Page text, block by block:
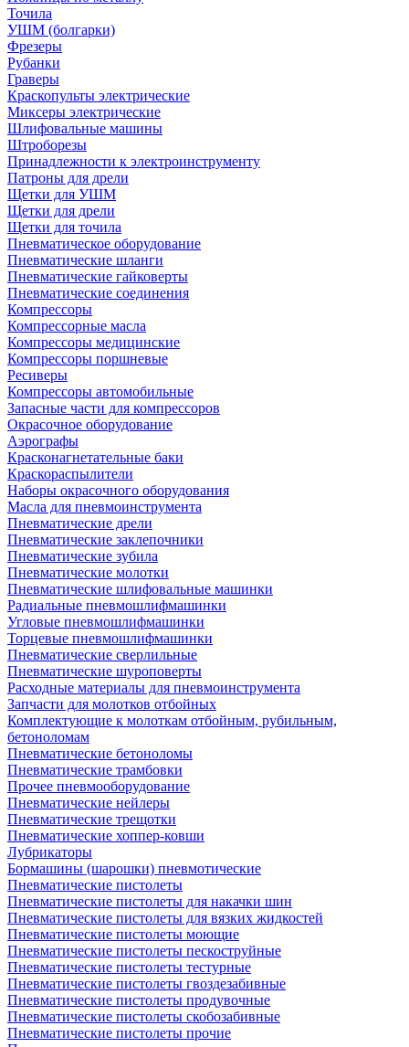
Точила
УШМ (болгарки)
Фрезеры
Рубанки
Граверы
Краскопульты электрические
Миксеры электрические
Шлифовальные машины
Штроборезы
Принадлежности к электроинструменту
Патроны для дрели
Щетки для УШМ
Щетки для дрели
Щетки для точила
Пневматическое оборудование
Пневматические шланги
Пневматические гайковерты
Пневматические соединения
Компрессоры
Компрессорные масла
Компрессоры медицинские
Компрессоры поршневые
Ресиверы
Компрессоры автомобильные
Запасные части для компрессоров
Окрасочное оборудование
Аэрографы
Красконагнетательные баки
Краскораспылители
Наборы окрасочного оборудования
Масла для пневмоинструмента
Пневматические дрели
Пневматические заклепочники
Пневматические зубила
Пневматические молотки
Пневматические шлифовальные машинки
Радиальные пневмошлифмашинки
Угловые пневмошлифмашинки
Торцевые пневмошлифмашинки
Пневматические сверлильные
Пневматические шуроповерты
Расходные материалы для пневмоинструмента
Запчасти для молотков отбойных
Комплектующие к молоткам отбойным, рубильным,
бетоноломам
Пневматические бетоноломы
Пневматические трамбовки
Прочее пневмооборудование
Пневматические нейлеры
Пневматические трещотки
Пневматические хоппер-ковши
Лубрикаторы
Бормашины (шарошки) пневмотические
Пневматические пистолеты
Пневматические пистолеты для накачки шин
Пневматические пистолеты для вязких жидкостей
Пневматические пистолеты моющие
Пневматические пистолеты пескоструйные
Пневматические пистолеты тестурные
Пневматические пистолеты гвоздезабивные
Пневматические пистолеты продувочные
Пневматические пистолеты скобозабивные
Пневматические пистолеты прочие